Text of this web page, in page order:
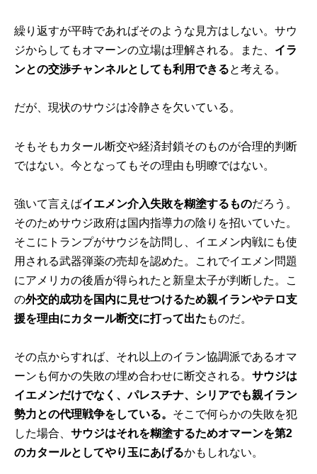
繰り返すが平時であればそのような見方はしない。サウ
ジからしてもオマーンの立場は理解される。また、 イラ
ンとの交渉チャンネルとしても利用できると考える。
だが、現状のサウジは冷静さを欠いている。
そもそもカタール断交や経済封鎖そのものが合理的判断
ではない。今となってもその理由も明瞭ではない。
強いて言えばイエメン介入失敗を糊塗するものだろう。
そのためサウジ政府は国内指導力の陰りを招いていた。
そこにトランプがサウジを訪問し、イエメン内戦にも使
用される武器弾薬の売却を認めた。これでイエメン問題
にアメリカの後盾が得られたと新皇太子が判断した。こ
の外交的成功を国内に見せつけるため親イランやテロ支
援を理由にカタール断交に打って出た ものだ。
その点からすれば、それ以上のイラン協調派であるオマ
ーンも何かの失敗の埋め合わせに断交される。サウジは
イエメンだけでなく、パレスチナ、シリアでも親イラン
勢力との代理戦争をしている。 そこで何らかの失敗を犯
した場合、サウジはそれを糊塗するためオマーンを第2
のカタールとしてやり玉にあげるかもしれない。